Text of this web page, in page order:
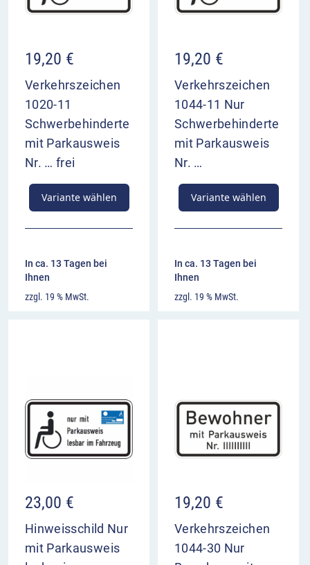
19,20 €
Verkehrszeichen
1020-11
Schwerbehinderte
mit Parkausweis
Nr. … frei
Variante wählen
In ca. 13 Tagen bei
Ihnen
zzgl. 19 % MwSt.
19,20 €
Verkehrszeichen
1044-11 Nur
Schwerbehinderte
mit Parkausweis
Nr. …
Variante wählen
In ca. 13 Tagen bei
Ihnen
zzgl. 19 % MwSt.
23,00 €
Hinweisschild Nur
mit Parkausweis
19,20 €
Verkehrszeichen
1044-30 Nur